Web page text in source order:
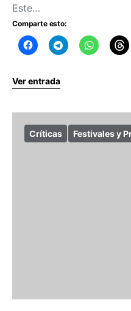
Este…
Comparte esto:
Ver entrada
Críticas Festivales y